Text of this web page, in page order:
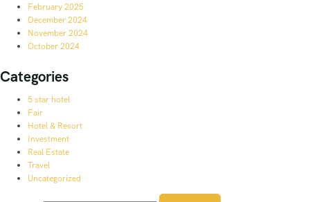
February 2025
December 2024
November 2024
October 2024
Categories
5 star hotel
Fair
Hotel & Resort
Investment
Real Estate
Travel
Uncategorized